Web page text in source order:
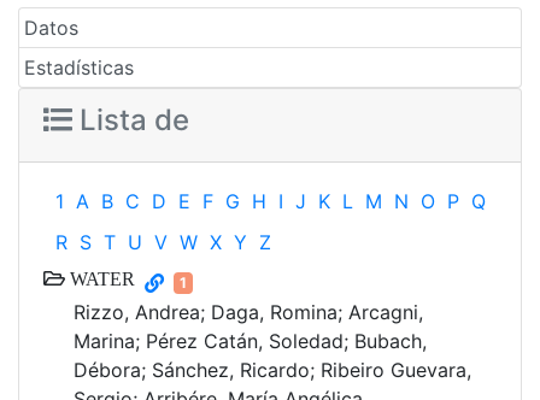
Datos
Estadísticas
Lista de
1 A B C D E F G H I J K L M N O P Q
R S T U V W X Y Z
WATER 1
Rizzo, Andrea; Daga, Romina; Arcagni,
Marina; Pérez Catán, Soledad; Bubach,
Débora; Sánchez, Ricardo; Ribeiro Guevara,